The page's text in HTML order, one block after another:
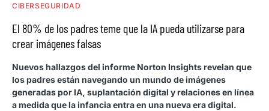
CIBERSEGURIDAD
El 80% de los padres teme que la IA pueda utilizarse para
crear imágenes falsas
Nuevos hallazgos del informe Norton Insights revelan que
los padres están navegando un mundo de imágenes
generadas por IA, suplantación digital y relaciones en línea
a medida que la infancia entra en una nueva era digital.